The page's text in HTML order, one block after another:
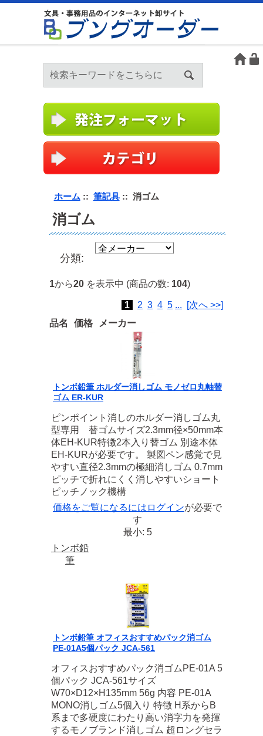
ホーム :: 筆記具:: 消ゴム
消ゴム
分類:
1から20 を表示中 (商品の数: 104)
1 2 3 4 5 ...
[次へ >>]
品名
価格 メーカー
トンボ鉛筆 ホルダー消しゴム モノゼロ丸軸替
ゴム ER-KUR
ピンポイント消しのホルダー消しゴム丸
型専用 替ゴムサイズ2.3mm径×50mm本
体EH-KUR特徴2本入り替ゴム 別途本体
EH-KURが必要です。 製図ペン感覚で見
やすい直径2.3mmの極細消しゴム 0.7mm
ピッチで折れにくく消しやすいショート
ピッチノック機構
価格をご覧になるには ログインが必要で
す
最小: 5
トンボ鉛
筆
トンボ鉛筆 オフィスおすすめパック消ゴム
PE-01A5個パック JCA-561
オフィスおすすめパック消ゴムPE-01A 5
個パック JCA-561サイズ
W70×D12×H135mm 56g 内容 PE-01A
MONO消しゴム5個入り 特徴 H系からB
系まで多硬度にわたり高い消字力を発揮
するモノブランド消しゴム 超ロングセラ